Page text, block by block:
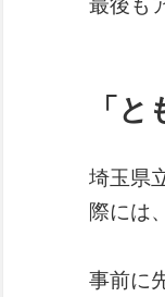
「
埼玉県
際には
事前に